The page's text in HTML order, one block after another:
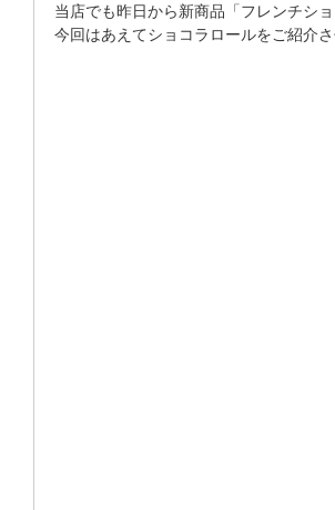
当店でも昨日から新商品「フレンチシ
今回はあえてショコラロールをご紹介さ